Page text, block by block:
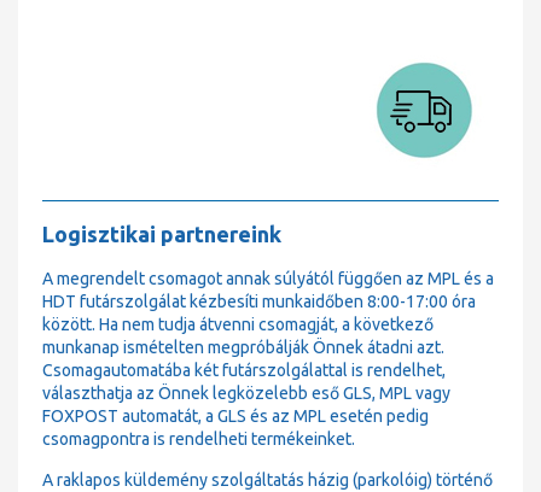
Logisztikai partnereink
A megrendelt csomagot annak súlyától függően az MPL és a
HDT futárszolgálat kézbesíti munkaidőben 8:00-17:00 óra
között. Ha nem tudja átvenni csomagját, a következő
munkanap ismételten megpróbálják Önnek átadni azt.
Csomagautomatába két futárszolgálattal is rendelhet,
választhatja az Önnek legközelebb eső GLS, MPL vagy
FOXPOST automatát, a GLS és az MPL esetén pedig
csomagpontra is rendelheti termékeinket.
A raklapos küldemény szolgáltatás házig (parkolóig) történő